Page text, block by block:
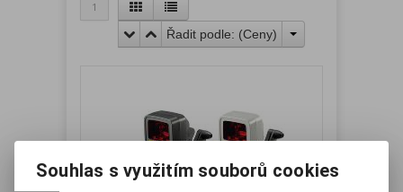
1
Řadit podle: (Ceny)
Souhlas s využitím souborů cookies